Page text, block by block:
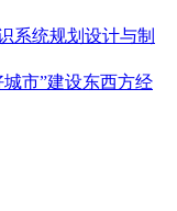
系统规划设计与制
市”建设东西方经